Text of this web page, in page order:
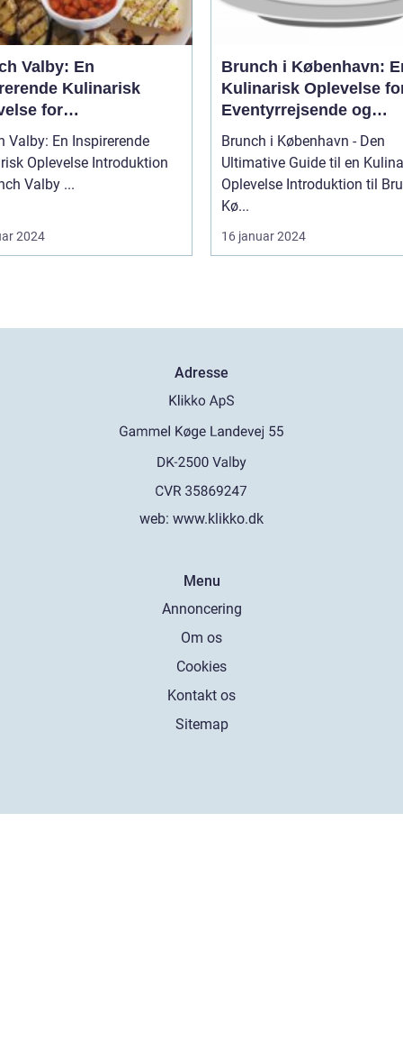
Valby: En
Kulinarisk
for
og
Valby: En Inspirerende
Introduktion
til Brunch Valby ...
2024
Brunch i København:
Kulinarisk Oplevelse
Eventyrrejsende og
Backpackere
Brunch i København - Den
Ultimative Guide til en
Oplevelse Introduktion til Brunch i
Kø...
16 januar 2024
Adresse
web: www.klikko.dk
Menu
Annoncering
Om os
Cookies
Kontakt os
Sitemap